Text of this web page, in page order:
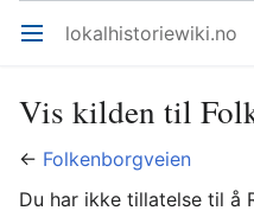
Åpne hovedmenyen lokalhistoriewiki.no
Vis kilden til
← Folkenborgveien
Du har ikke tillatelse til å